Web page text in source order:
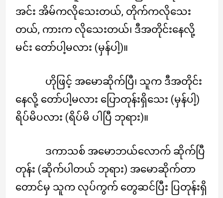
အင်း အိမ်ကလိုသေးတယ်, တိုက်ကလိုသေး
တယ်, ကားက လိုသေးတယ်၊ ဒီအတိုင်းနေလို့
မင်း တော်ပါ့မလား (မှန်ပါ့)။
ဟိုဖြင့် အမောဆိုက်ပြီ၊ သူက ဒီအတိုင်း
နေလို့ တော်ပါ့မလား ပြောတုန်းရှိသေး (မှန်ပါ့)
ရိပ်မိပလား (ရိပ်မိ ပါပြီ ဘုရား)။
ဒကာသစ် အမောဘယ်လောက် ဆိုက်ပြီ
တုန်း (ဆိုက်ပါတယ် ဘုရား) အမောဆိုက်တာ
တောင်မှ သူက လုပ်ကွက် တွေဆင်ပြီး ပြတုန်းရှိ